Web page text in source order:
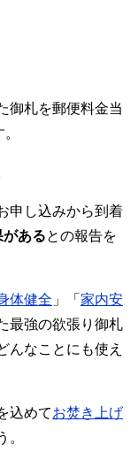
御札を郵便料金当
申し込みから到着
あるとの報告を
体健全 」「 家内安
最強の欲張り御札
んなことにも使え
込めてお焚き上げ
。